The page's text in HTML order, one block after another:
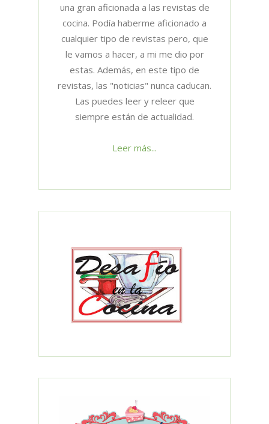
una gran aficionada a las revistas de
cocina. Podía haberme aficionado a
cualquier tipo de revistas pero, que
le vamos a hacer, a mi me dio por
estas. Además, en este tipo de
revistas, las "noticias" nunca caducan.
Las puedes leer y releer que
siempre están de actualidad.
Leer más...